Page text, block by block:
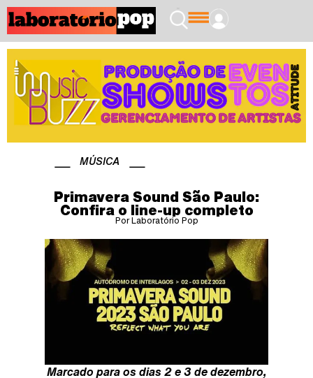
MÚSICA
Primavera Sound São Paulo:
Confira o line-up completo
Por Laboratório Pop
Marcado para os dias 2 e 3 de dezembro,